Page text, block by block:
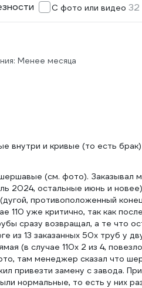
С фото или видео 32
Менее месяца
внутри и кривые (то есть брак)
(см. фото). Заказывал
2024, остальные июнь и
противоположенный
110 уже критично, так как
сразу возвращал, а те что
из 13 заказанных 50х труб у
(в случае 110х 2 из 4,
там менеджер сказал что
привезти замену с завода.
нормальные, то есть у них